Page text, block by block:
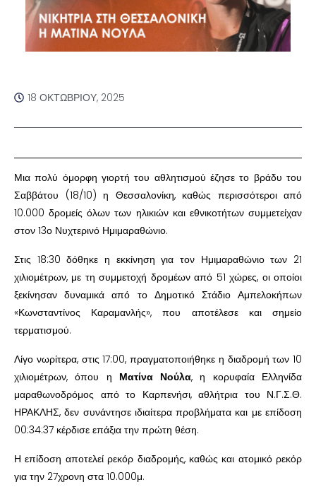
18 ΟΚΤΩΒΡΊΟΥ, 2025
Μια πολύ όμορφη γιορτή του αθλητισμού έζησε το βράδυ του
Σαββάτου (18/10) η Θεσσαλονίκη, καθώς περισσότεροι από
10.000 δρομείς όλων των ηλικιών και εθνικοτήτων συμμετείχαν
στον 13ο Νυχτερινό Ημιμαραθώνιο.
Στις 18:30 δόθηκε η εκκίνηση για τον Ημιμαραθώνιο των 21
χιλιομέτρων, με τη συμμετοχή δρομέων από 51 χώρες, οι οποίοι
ξεκίνησαν δυναμικά από το Δημοτικό Στάδιο Αμπελοκήπων
«Κωνσταντίνος Καραμανλής», που αποτέλεσε και σημείο
τερματισμού.
Λίγο νωρίτερα, στις 17:00, πραγματοποιήθηκε η διαδρομή των 10
χιλιομέτρων, όπου η Ματίνα Νούλα, η κορυφαία Ελληνίδα
μαραθωνοδρόμος από το Καρπενήσι, αθλήτρια του Ν.Γ.Σ.Θ.
ΗΡΑΚΛΗΣ, δεν συνάντησε ιδιαίτερα προβλήματα και με επίδοση
00:34:37 κέρδισε επάξια την πρώτη θέση.
Η επίδοση αποτελεί ρεκόρ διαδρομής, καθώς και ατομικό ρεκόρ
για την 27χρονη στα 10.000μ.